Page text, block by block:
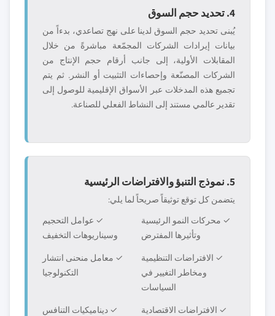
4. تحديد حجم السوق
يُبنى تحديد حجم السوق لدينا على نهج تصاعدي، بدءاً من
بيانات إيرادات الشركات المجمّعة مباشرةً من خلال
المقابلات الأولية، إلى جانب أرقام حجم الإنتاج من
الشركات المصنّعة وإحصاءات التثبيت أو النشر. ثم يتم
تجميع هذه المدخلات عبر الأسواق الإقليمية للوصول إلى
تقدير عالمي مستند إلى النشاط الفعلي للصناعة.
5. نموذج التنبؤ والافتراضات الرئيسية
يتضمن كل توقع توثيقاً صريحاً لما يلي:
✓ محركات النمو الرئيسية
وتأثيرها المفترض
✓ عوامل التحجيم
وسيناريوهات التخفيف
✓ الافتراضات التنظيمية
ومخاطر التغيير في
السياسات
✓ معامل منحنى انتشار
التكنولوجيا
✓ الافتراضات الاقتصادية
✓ ديناميكيات التنافس